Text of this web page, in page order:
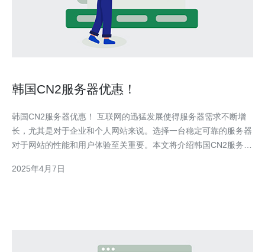
韩国CN2服务器优惠！
韩国CN2服务器优惠！ 互联网的迅猛发展使得服务器需求不断增
长，尤其是对于企业和个人网站来说。选择一台稳定可靠的服务器
对于网站的性能和用户体验至关重要。本文将介绍韩国CN2服务器
连接中国和韩国的网络的服务器，
2025年4月7日